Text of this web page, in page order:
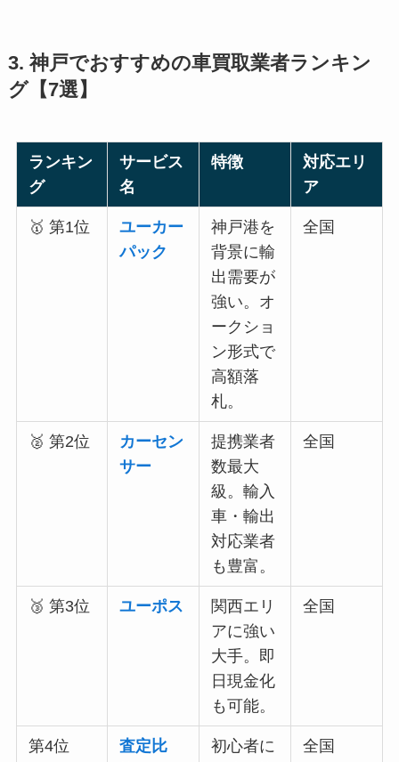
3. 神戸でおすすめの車買取業者ランキン
グ【7選】
ランキン
グ
サービス
名
特徴
対応エリ
ア
🥇 第1位
ユーカー
パック
神戸港を
背景に輸
出需要が
強い。オ
ークショ
ン形式で
高額落
札。
全国
🥈 第2位
カーセン
サー
提携業者
数最大
級。輸入
車・輸出
対応業者
も豊富。
全国
🥉 第3位 ユーポス
関西エリ
アに強い
大手。即
日現金化
も可能。
全国
第4位
査定比
初心者に
全国